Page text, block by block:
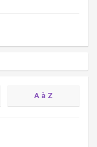
A à Z